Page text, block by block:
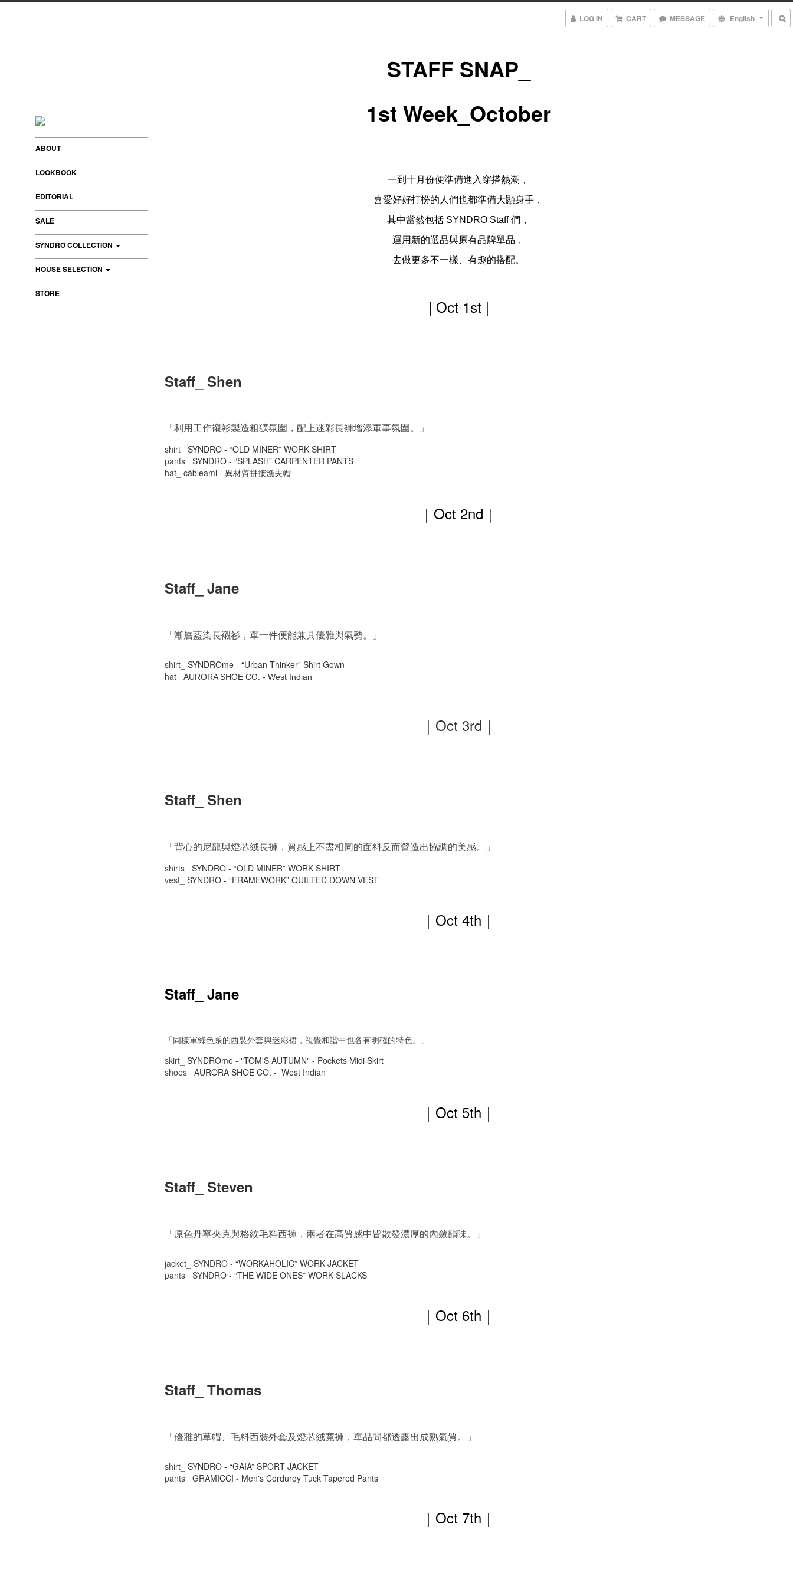
LOG IN CART MESSAGE English
ABOUT
LOOKBOOK
EDITORIAL
SALE
SYNDRO COLLECTION
HOUSE SELECTION
STORE
STAFF SNAP_
1st Week_October
一到十月份便準備進入穿搭熱潮，
喜愛好好打扮的人們也都準備大顯身手，
其中當然包括 SYNDRO Staff們，
運用新的選品與原有品牌單品，
去做更多不一樣、有趣的搭配。
| Oct 1st |
Staff_ Shen
「利用工作襯衫製造粗獷氛圍，配上迷彩長褲增添軍事氛圍。」
shirt_ SYNDRO - “OLD MINER” WORK SHIRT
pants_ SYNDRO - “SPLASH” CARPENTER PANTS
hat_ câbleami - 異材質拼接漁夫帽
｜Oct 2nd ｜
Staff_ Jane
「漸層藍染長襯衫，單一件便能兼具優雅與氣勢。」
shirt_ SYNDROme - “Urban Thinker” Shirt Gown
hat_
AURORA SHOE CO. - West Indian
｜Oct 3rd ｜
Staff_ Shen
「背心的尼龍與燈芯絨長褲，質感上不盡相同的面料反而營造出協調的美感。」
shirts_ SYNDRO - “OLD MINER” WORK SHIRT
vest_ SYNDRO - “FRAMEWORK” QUILTED DOWN VEST
｜Oct 4th ｜
Staff_ Jane
「同樣軍綠色系的西裝外套與迷彩裙，視覺和諧中也各有明確的特色。」
skirt_ SYNDROme - "TOM'S AUTUMN" - Pockets Midi Skirt
shoes_ AURORA SHOE CO. - West Indian
｜Oct 5th ｜
Staff_ Steven
「原色丹寧夾克與格紋毛料西褲，兩者在高質感中皆散發濃厚的內斂韻味。」
jacket_ SYNDRO - “WORKAHOLIC” WORK JACKET
pants_ SYNDRO - “THE WIDE ONES” WORK SLACKS
｜Oct 6th ｜
Staff_ Thomas
「優雅的草帽、毛料西裝外套及燈芯絨寬褲，單品間都透露出成熟氣質。」
shirt_ SYNDRO - “GAIA” SPORT JACKET
pants_ GRAMICCI - Men's Corduroy Tuck Tapered Pants
｜Oct 7th ｜